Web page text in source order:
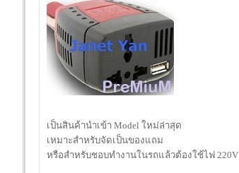
เป็นสินค้านำเข้า Model ใหม่ล่าสุด
เหมาะสำหรับจัดเป็นของแถม
หรือสำหรับชอบทำงานในรถแล้วต้องใช้ไฟ 220V